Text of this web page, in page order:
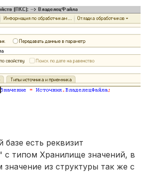
базе есть реквизит
типом Хранилище значений, в
из структуры так же с